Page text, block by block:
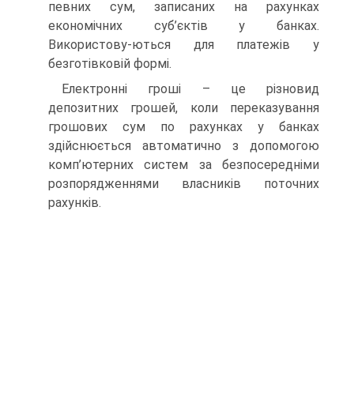
певних сум, записаних на рахунках
економічних суб’єктів у банках.
Використову-ються для платежів у
безготівковій формі.
Електронні гроші – це різновид
депозитних грошей, коли переказування
грошових сум по рахунках у банках
здійснюється автоматично з допомогою
комп’ютерних систем за безпосередніми
розпорядженнями власників поточних
рахунків.